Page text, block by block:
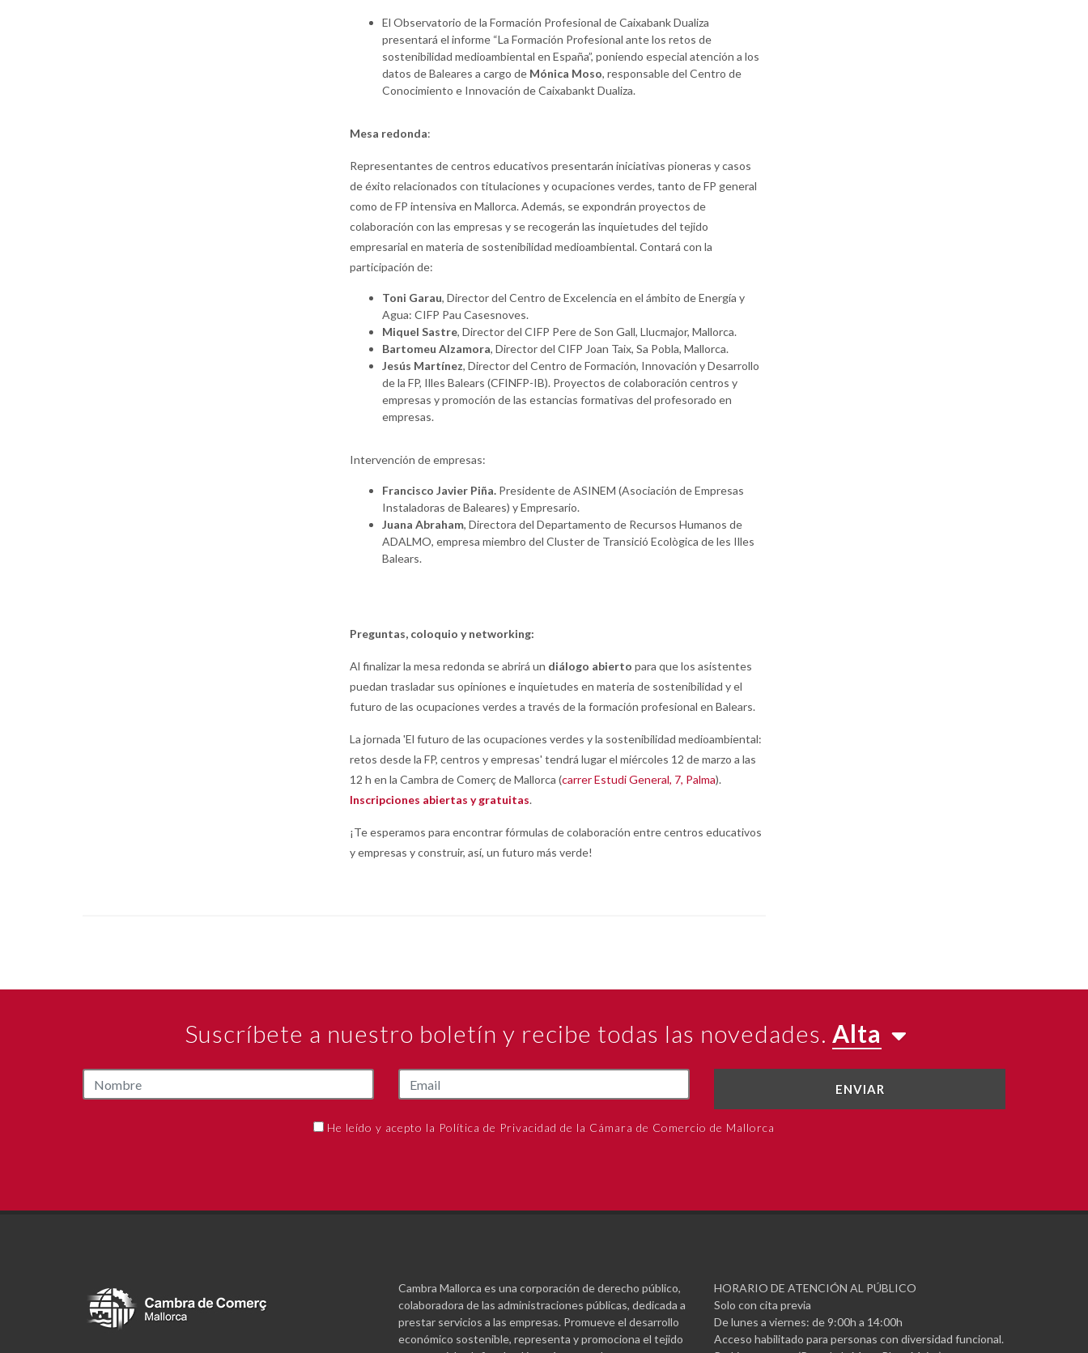
El Observatorio de la Formación Profesional de Caixabank Dualiza
presentará el informe “La Formación Profesional ante los retos de
sostenibilidad medioambiental en España”, poniendo especial atención a los
datos de Baleares a cargo de Mónica Moso, responsable del Centro de
Conocimiento e Innovación de Caixabankt Dualiza.
Mesa redonda:
Representantes de centros educativos presentarán iniciativas pioneras y casos
de éxito relacionados con titulaciones y ocupaciones verdes, tanto de FP general
como de FP intensiva en Mallorca. Además, se expondrán proyectos de
colaboración con las empresas y se recogerán las inquietudes del tejido
empresarial en materia de sostenibilidad medioambiental. Contará con la
participación de:
Toni Garau, Director del Centro de Excelencia en el ámbito de Energía y
Agua: CIFP Pau Casesnoves.
Miquel Sastre, Director del CIFP Pere de Son Gall, Llucmajor, Mallorca.
Bartomeu Alzamora, Director del CIFP Joan Taix, Sa Pobla, Mallorca.
Jesús Martínez, Director del Centro de Formación, Innovación y Desarrollo
de la FP, Illes Balears (CFINFP-IB). Proyectos de colaboración centros y
empresas y promoción de las estancias formativas del profesorado en
empresas.
Intervención de empresas:
Francisco Javier Piña. Presidente de ASINEM (Asociación de Empresas
Instaladoras de Baleares) y Empresario.
Juana Abraham, Directora del Departamento de Recursos Humanos de
ADALMO, empresa miembro del Cluster de Transició Ecològica de les Illes
Balears.
Preguntas, coloquio y networking:
Al finalizar la mesa redonda se abrirá un diálogo abierto para que los asistentes
puedan trasladar sus opiniones e inquietudes en materia de sostenibilidad y el
futuro de las ocupaciones verdes a través de la formación profesional en Balears.
La jornada 'El futuro de las ocupaciones verdes y la sostenibilidad medioambiental:
retos desde la FP, centros y empresas' tendrá lugar el miércoles 12 de marzo a las
12 h en la Cambra de Comerç de Mallorca (carrer Estudi General, 7, Palma).
Inscripciones abiertas y gratuitas.
¡Te esperamos para encontrar fórmulas de colaboración entre centros educativos
y empresas y construir, así, un futuro más verde!
Suscríbete a nuestro boletín y recibe todas las novedades. Alta
ENVIAR
He leído y acepto la Política de Privacidad de la Cámara de Comercio de Mallorca
Cambra Mallorca es una corporación de derecho público,
colaboradora de las administraciones públicas, dedicada a
prestar servicios a las empresas. Promueve el desarrollo
económico sostenible, representa y promociona el tejido
HORARIO DE ATENCIÓN AL PÚBLICO
Solo con cita previa
De lunes a viernes: de 9:00h a 14:00h
Acceso habilitado para personas con diversidad funcional.